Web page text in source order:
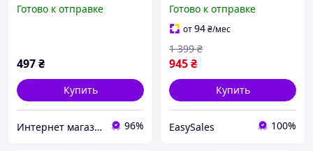
Готово к отправке
497₴
Купить
Интернет магазин Постелюшка (Домашний текстиль, сумки, товары для дома и отдыха) 96%
Готово к отправке
от94₴/мес
945₴
1 399 ₴
Купить
EasySales 100%